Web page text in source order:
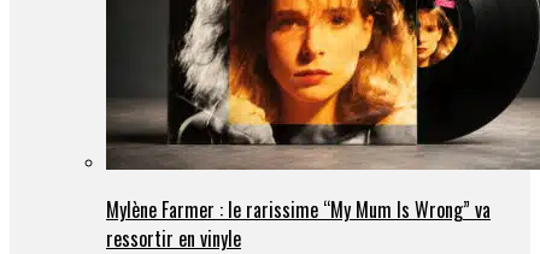
Mylène Farmer : le rarissime “My Mum Is Wrong” va
ressortir en vinyle